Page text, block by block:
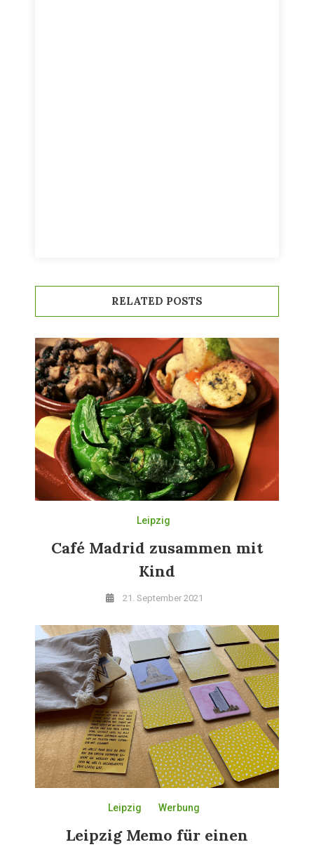
RELATED POSTS
Leipzig
Café Madrid zusammen mit
Kind
21. September 2021
Leipzig Werbung
Leipzig Memo für einen